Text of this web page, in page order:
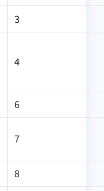
3
4
6
7
8